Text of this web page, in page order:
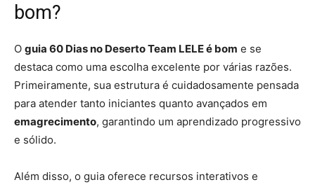
bom?
O guia 60 Dias no Deserto Team LELE é bom e se
destaca como uma escolha excelente por várias razões.
Primeiramente, sua estrutura é cuidadosamente pensada
para atender tanto iniciantes quanto avançados em
emagrecimento, garantindo um aprendizado progressivo
e sólido.
Além disso, o guia oferece recursos interativos e